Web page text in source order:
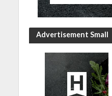
Advertisement Small